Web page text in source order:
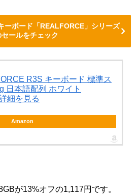
ーボード「REALFORCE」シリーズ
セールをチェック
R3S キーボード 標準ス
日本語配列 ホワイト
細を見る
Amazon
が13%オフの1,117円です。